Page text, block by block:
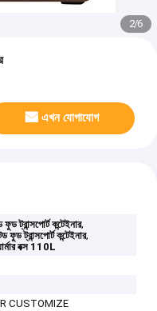
2/6
এখন যোগাযোগ
ট্রান্সপোর্ট কন্টেইনার,
ট্রান্সপোর্ট কন্টেইনার,
বক্স 110L
CUSTOMIZE